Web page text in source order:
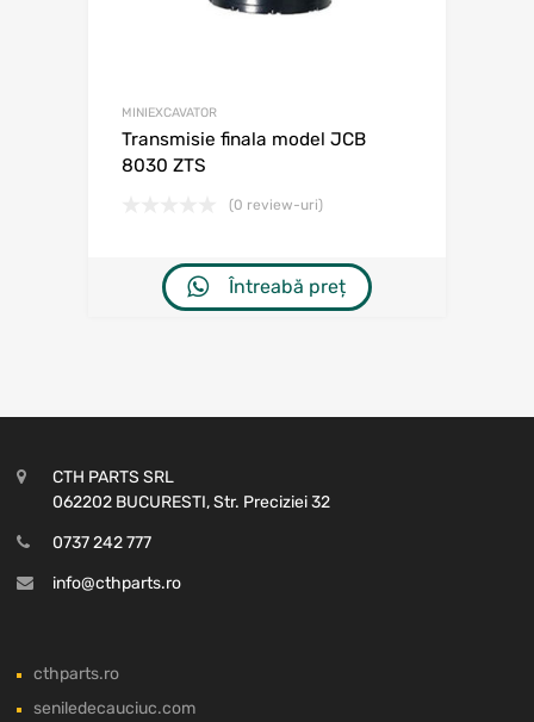
MINIEXCAVATOR
Transmisie finala model JCB
8030 ZTS
(0 review-uri)
Întreabă preț
CTH PARTS SRL
062202 BUCURESTI, Str. Preciziei 32
0737 242 777
info@cthparts.ro
cthparts.ro
seniledecauciuc.com